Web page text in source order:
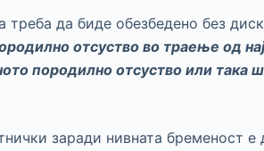
да биде обезбедено без
отсуство во траење од
породилно отсуство или така
заради нивната бременост